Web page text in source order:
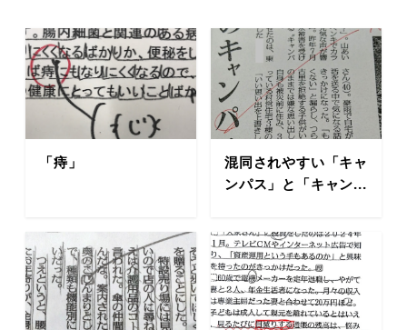
「痔」
混同されやすい「キャ
ンパス」と「キャン...